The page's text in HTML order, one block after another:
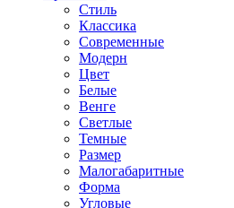
Стиль
Классика
Современные
Модерн
Цвет
Белые
Венге
Светлые
Темные
Размер
Малогабаритные
Форма
Угловые